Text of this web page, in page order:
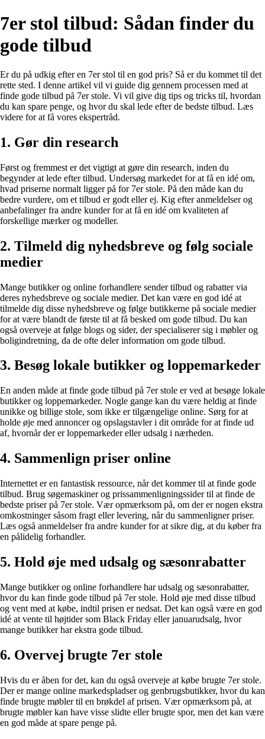
7er stol tilbud: Sådan finder du
gode tilbud
Er du på udkig efter en 7er stol til en god pris? Så er du kommet til det
rette sted. I denne artikel vil vi guide dig gennem processen med at
finde gode tilbud på 7er stole. Vi vil give dig tips og tricks til, hvordan
du kan spare penge, og hvor du skal lede efter de bedste tilbud. Læs
videre for at få vores ekspertråd.
1. Gør din research
Først og fremmest er det vigtigt at gøre din research, inden du
begynder at lede efter tilbud. Undersøg markedet for at få en idé om,
hvad priserne normalt ligger på for 7er stole. På den måde kan du
bedre vurdere, om et tilbud er godt eller ej. Kig efter anmeldelser og
anbefalinger fra andre kunder for at få en idé om kvaliteten af
forskellige mærker og modeller.
2. Tilmeld dig nyhedsbreve og følg sociale
medier
Mange butikker og online forhandlere sender tilbud og rabatter via
deres nyhedsbreve og sociale medier. Det kan være en god idé at
tilmelde dig disse nyhedsbreve og følge butikkerne på sociale medier
for at være blandt de første til at få besked om gode tilbud. Du kan
også overveje at følge blogs og sider, der specialiserer sig i møbler og
boligindretning, da de ofte deler information om gode tilbud.
3. Besøg lokale butikker og loppemarkeder
En anden måde at finde gode tilbud på 7er stole er ved at besøge lokale
butikker og loppemarkeder. Nogle gange kan du være heldig at finde
unikke og billige stole, som ikke er tilgængelige online. Sørg for at
holde øje med annoncer og opslagstavler i dit område for at finde ud
af, hvornår der er loppemarkeder eller udsalg i nærheden.
4. Sammenlign priser online
Internettet er en fantastisk ressource, når det kommer til at finde gode
tilbud. Brug søgemaskiner og prissammenligningssider til at finde de
bedste priser på 7er stole. Vær opmærksom på, om der er nogen ekstra
omkostninger såsom fragt eller levering, når du sammenligner priser.
Læs også anmeldelser fra andre kunder for at sikre dig, at du køber fra
en pålidelig forhandler.
5. Hold øje med udsalg og sæsonrabatter
Mange butikker og online forhandlere har udsalg og sæsonrabatter,
hvor du kan finde gode tilbud på 7er stole. Hold øje med disse tilbud
og vent med at købe, indtil prisen er nedsat. Det kan også være en god
idé at vente til højtider som Black Friday eller januarudsalg, hvor
mange butikker har ekstra gode tilbud.
6. Overvej brugte 7er stole
Hvis du er åben for det, kan du også overveje at købe brugte 7er stole.
Der er mange online markedspladser og genbrugsbutikker, hvor du kan
finde brugte møbler til en brøkdel af prisen. Vær opmærksom på, at
brugte møbler kan have visse slidte eller brugte spor, men det kan være
en god måde at spare penge på.